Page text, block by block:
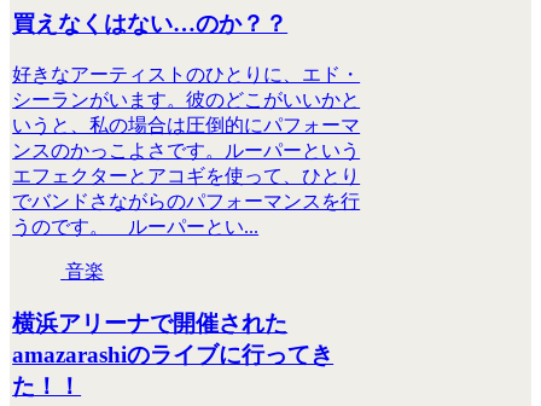
買えなくはない…のか？？
好きなアーティストのひとりに、エド・
シーランがいます。彼のどこがいいかと
いうと、私の場合は圧倒的にパフォーマ
ンスのかっこよさです。ルーパーという
エフェクターとアコギを使って、ひとり
でバンドさながらのパフォーマンスを行
うのです。 ルーパーとい...
音楽
横浜アリーナで開催された
amazarashiのライブに行ってき
た！！